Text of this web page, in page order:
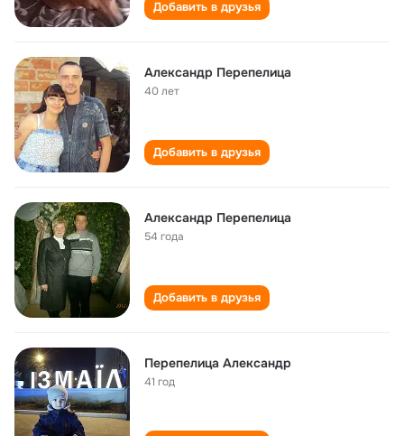
Добавить в друзья
Александр Перепелица
40 лет
Добавить в друзья
Александр Перепелица
54 года
Добавить в друзья
Перепелица Александр
41 год